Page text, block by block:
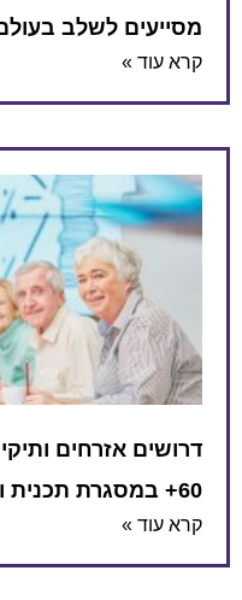
מסייעים לשלב
קרא עוד »
דרושים אזרחים
60+ במסגרת תכנית ותיקים בעבודה
קרא עוד »